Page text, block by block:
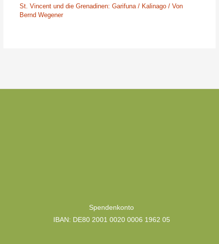
St. Vincent und die Grenadinen: Garifuna / Kalinago / Von
Bernd Wegener
Spendenkonto
IBAN: DE80 2001 0020 0006 1962 05